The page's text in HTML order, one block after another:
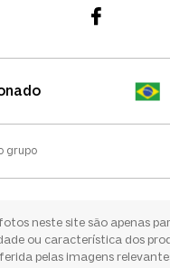
grupo
neste site são apenas
ou característica dos
pelas imagens